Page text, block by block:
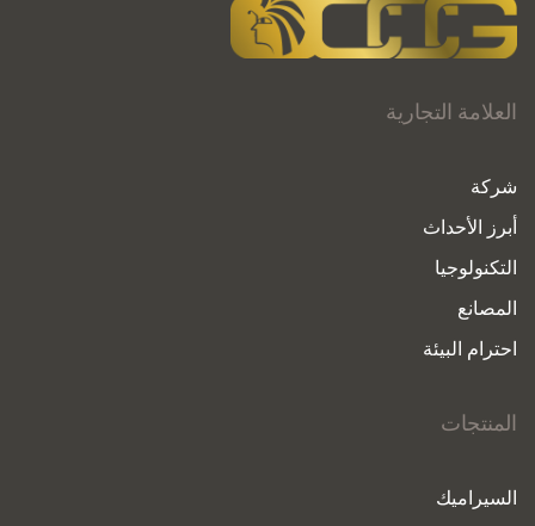
العلامة التجارية
شركة
أبرز الأحداث
التكنولوجيا
المصانع
احترام البيئة
المنتجات
السيراميك